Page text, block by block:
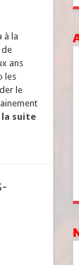
à la
ans
les
le
la suite